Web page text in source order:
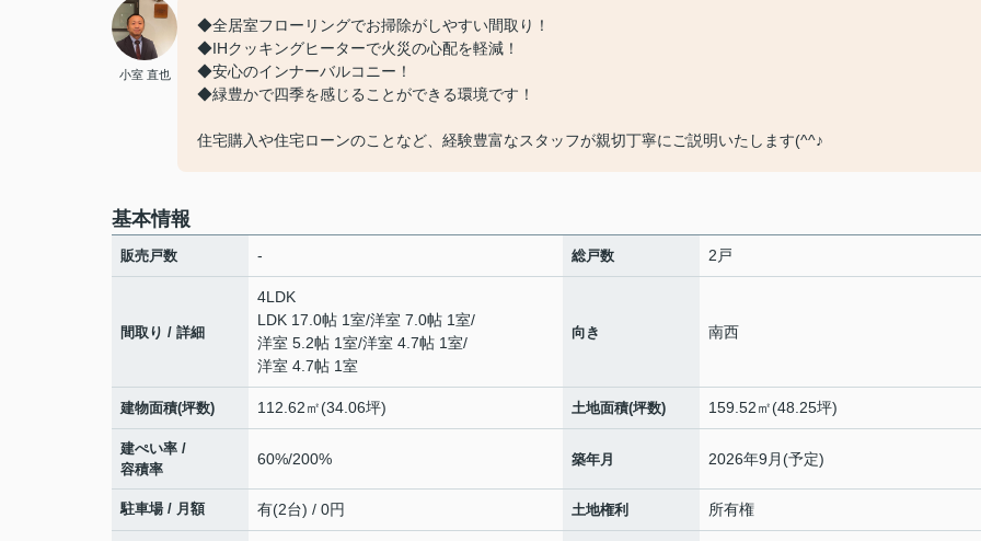
小室 直也
◆全居室フローリングでお掃除がしやすい間取り！
◆IHクッキングヒーターで火災の心配を軽減！
◆安心のインナーバルコニー！
◆緑豊かで四季を感じることができる環境です！
住宅購入や住宅ローンのことなど、経験豊富なスタッフが親切丁寧にご説明いたします(^^♪
基本情報
販売戸数 - 総戸数 2戸
間取り / 詳細
4LDK
LDK 17.0帖 1室/洋室 7.0帖 1室/
洋室 5.2帖 1室/洋室 4.7帖 1室/
洋室 4.7帖 1室
向き 南西
建物面積(坪数) 112.62㎡(34.06坪) 土地面積(坪数) 159.52㎡(48.25坪)
建ぺい率 /
容積率
60%/200% 築年月 2026年9月(予定)
駐車場 / 月額 有(2台) / 0円 土地権利 所有権